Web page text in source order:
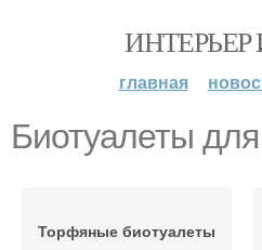
ИНТЕРЬЕР
главная
Биотуалеты
Торфяные биотуалеты